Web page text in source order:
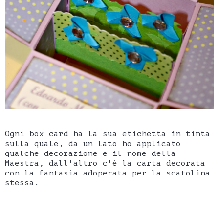
Ogni box card ha la sua etichetta in tinta
sulla quale, da un lato ho applicato
qualche decorazione e il nome della
Maestra, dall'altro c'è la carta decorata
con la fantasia adoperata per la scatolina
stessa.